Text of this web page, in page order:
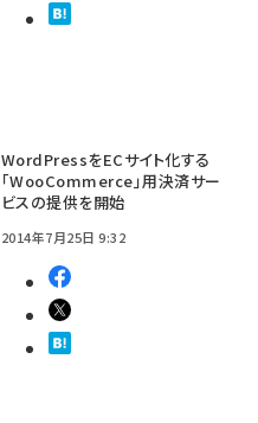
WordPressをECサイト化する
「WooCommerce」用決済サー
ビスの提供を開始
2014年7月25日 9:32